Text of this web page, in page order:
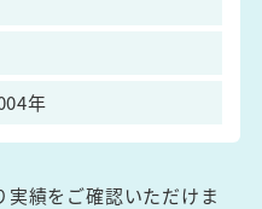
年
績をご確認いただけま